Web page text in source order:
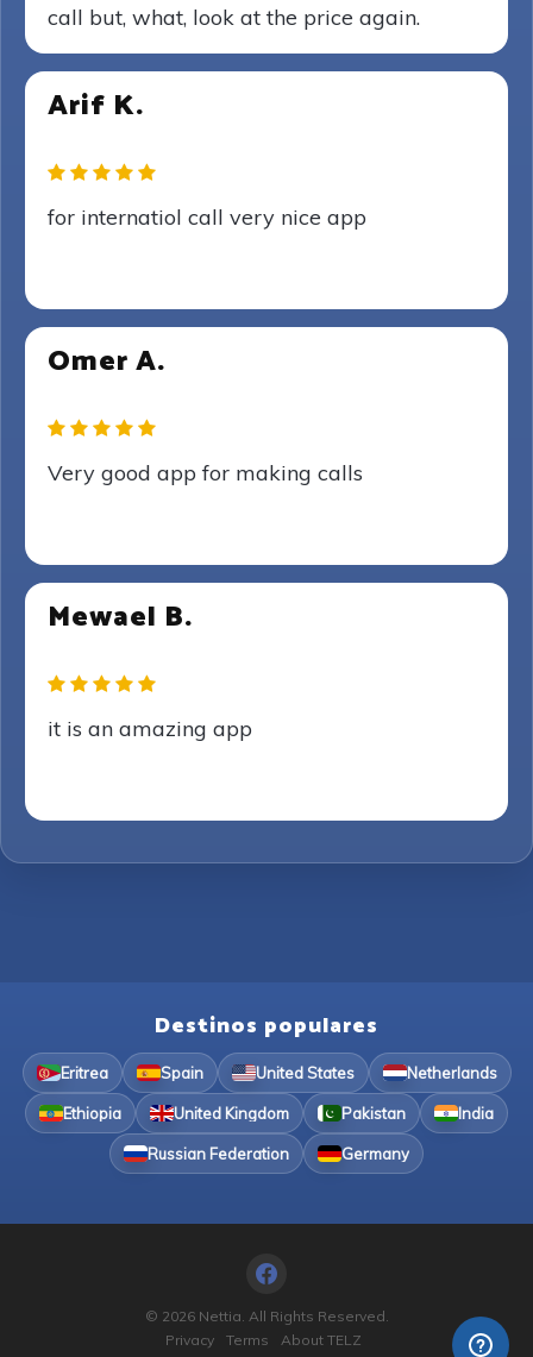
call but, what, look at the price again.
Arif K.
for internatiol call very nice app
Omer A.
Very good app for making calls
Mewael B.
it is an amazing app
Destinos populares
Eritrea Spain United States Netherlands
Ethiopia United Kingdom Pakistan India
Russian Federation Germany
© 2026 Nettia. All Rights Reserved.
Privacy
Terms About TELZ